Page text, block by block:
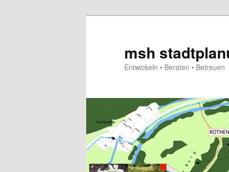
msh
Entwickeln • Beraten • Betreuen